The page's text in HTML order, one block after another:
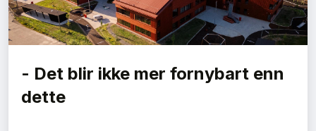
- Det blir ikke mer fornybart enn
dette